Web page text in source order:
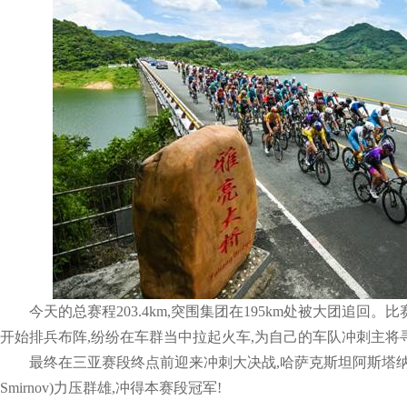
今天的总赛程203.4km,突围集团在195km处被大团追回。
开始排兵布阵,纷纷在车群当中拉起火车,为自己的车队冲刺主将
最终在三亚赛段终点前迎来冲刺大决战,哈萨克斯坦阿斯塔
Smirnov)力压群雄,冲得本赛段冠军!